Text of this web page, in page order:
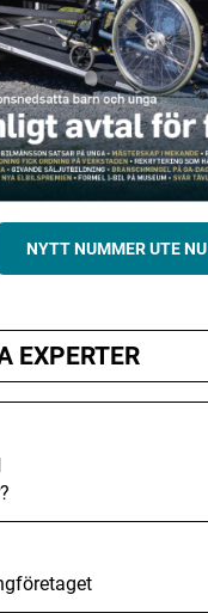
NYTT NUMMER UTE NU
EXPERTER